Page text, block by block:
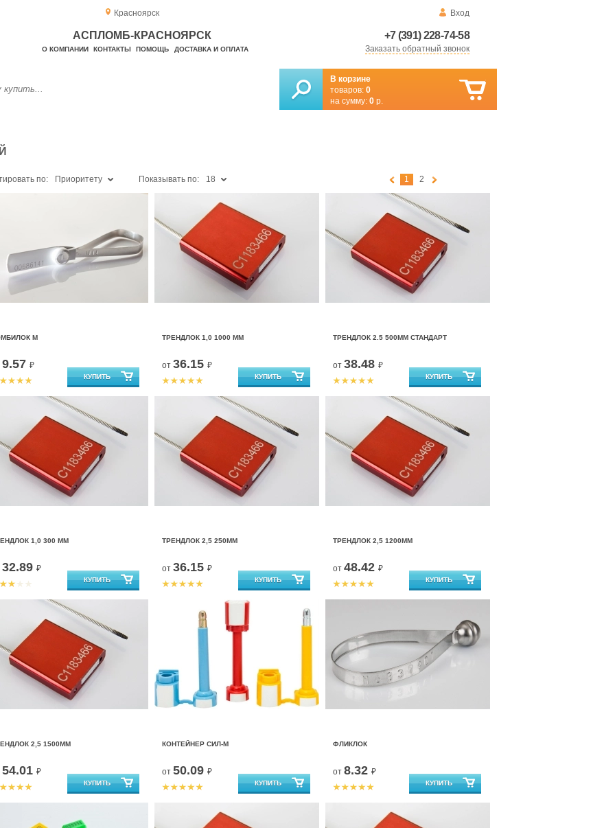
Красноярск Вход
+7 (391) 228-74-58
Заказать обратный звонок
АСПЛОМБ-КРАСНОЯРСК
О КОМПАНИИ КОНТАКТЫ ПОМОЩЬ ДОСТАВКА И ОПЛАТА
В корзине
товаров: 0
на сумму: 0 р.
по: Приоритету Показывать по: 18 1 2
М
9.57 ₽
ТРЕНДЛОК 1,0 1000 ММ
от 36.15 ₽
ТРЕНДЛОК 2.5 500ММ СТАНДАРТ
от 38.48 ₽
1,0 300 ММ
32.89 ₽
ТРЕНДЛОК 2,5 250ММ
от 36.15 ₽
ТРЕНДЛОК 2,5 1200ММ
от 48.42 ₽
2,5 1500ММ
54.01 ₽
КОНТЕЙНЕР СИЛ-М
от 50.09 ₽
ФЛИКЛОК
от 8.32 ₽